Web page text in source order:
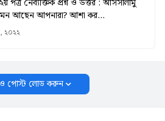
পত্র নৈব্যক্তিক প্রশ্ন ও উত্তর : আসসালামু
আছেন আপনারা? আশা কর…
২০২২
পোস্ট লোড করুন